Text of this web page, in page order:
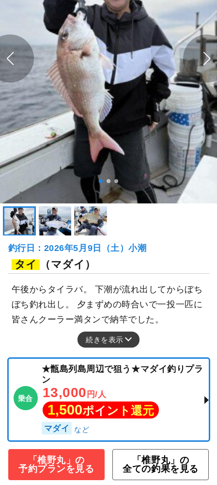
釣行日：2026年5月9日（土）小潮
タイ （マダイ）
午後からタイラバ。 下潮が流れ出してからぼち
ぼち釣れ出し。 夕まずめの時合いで一投一匹に
皆さんクーラー満タンで納竿でした。
続きを表示
乗合
★甑島列島周辺で狙う★マダイ釣りプラ
ン
13,000 円/人
1,500ポイント還元
マダイ
「椎野丸」の
予約プランを見る
「椎野丸」の
全ての釣果を見る